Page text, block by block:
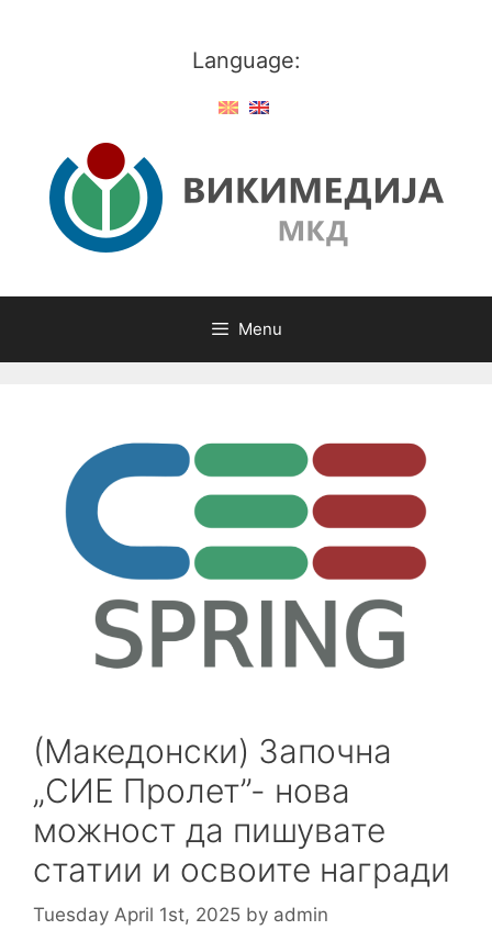
Language:
Menu
(Македонски) Започна
„СИЕ Пролет”- нова
можност да пишувате
статии и освоите награди
Tuesday April 1st, 2025 by admin